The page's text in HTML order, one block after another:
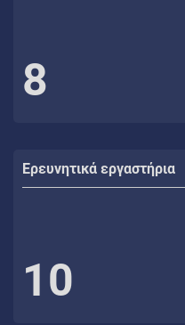
8
Ερευνητικά εργαστήρια
10